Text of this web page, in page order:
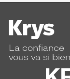
La confiance
vous va si bien